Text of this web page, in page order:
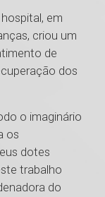
em
criou um
de
dos
o imaginário
os
dotes
trabalho
do